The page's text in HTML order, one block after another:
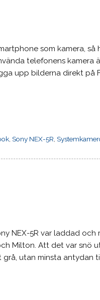
som kamera, så
telefonens kamera
upp bilderna direkt på
,Sony NEX-5R,
NEX-5R var laddad och
Milton. Att det var snö
utan minsta antydan